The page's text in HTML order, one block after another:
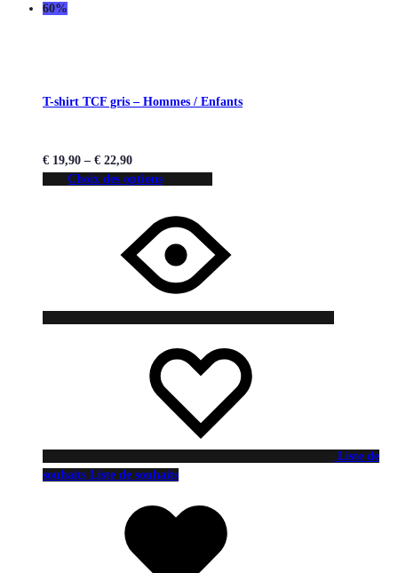
60%
T-shirt TCF gris – Hommes / Enfants
€ 19,90 – € 22,90
Choix des options
Liste de
souhaits Liste de souhaits